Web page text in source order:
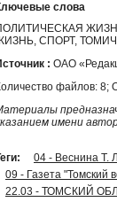
слова
СПОРТ,
: ОАО
файлов:
имени
04 - Веснина Т.
09 - Газета "Томский
22.03 - ТОМСКИЙ